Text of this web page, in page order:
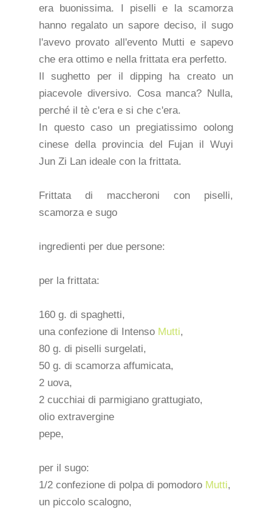
era buonissima. I piselli e la scamorza
hanno regalato un sapore deciso, il sugo
l'avevo provato all'evento Mutti e sapevo
che era ottimo e nella frittata era perfetto.
Il sughetto per il dipping ha creato un
piacevole diversivo. Cosa manca? Nulla,
perché il tè c'era e si che c'era.
In questo caso un pregiatissimo oolong
cinese della provincia del Fujan il Wuyi
Jun Zi Lan ideale con la frittata.
Frittata di maccheroni con piselli,
scamorza e sugo
ingredienti per due persone:
per la frittata:
160 g. di spaghetti,
una confezione di Intenso Mutti,
80 g. di piselli surgelati,
50 g. di scamorza affumicata,
2 uova,
2 cucchiai di parmigiano grattugiato,
olio extravergine
pepe,
per il sugo:
1/2 confezione di polpa di pomodoro Mutti,
un piccolo scalogno,